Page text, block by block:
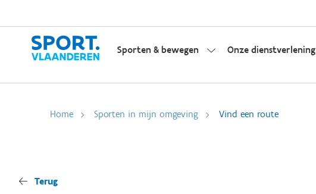
Sporten & bewegen Onze dienstverlening
Home Sporten in mijn omgeving Vind een route
Terug